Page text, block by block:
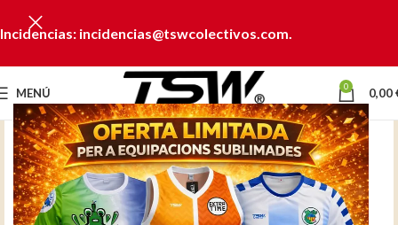
Incidencias: incidencias@tswcolectivos.com.
MENÚ 0 0,00